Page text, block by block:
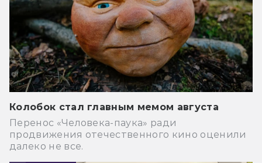
Колобок стал главным мемом августа
Перенос «Человека-паука» ради
продвижения отечественного кино оценили
далеко не все.